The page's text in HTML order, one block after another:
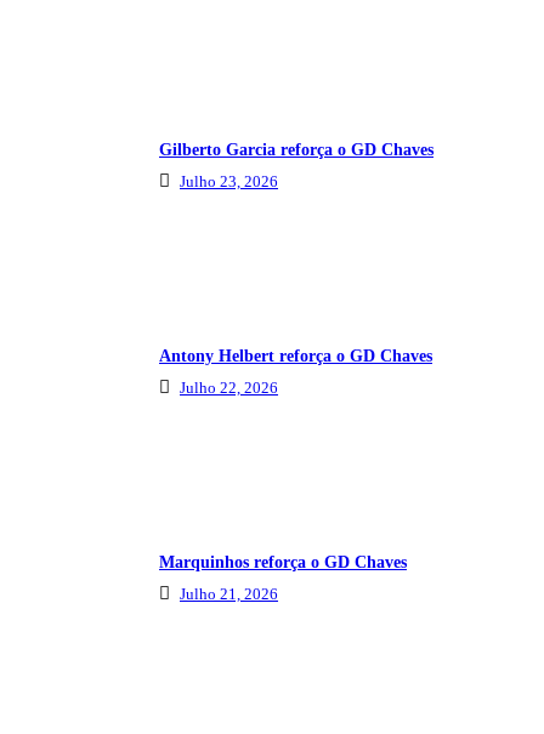
Gilberto Garcia reforça o GD Chaves
Julho 23, 2026
Antony Helbert reforça o GD Chaves
Julho 22, 2026
Marquinhos reforça o GD Chaves
Julho 21, 2026